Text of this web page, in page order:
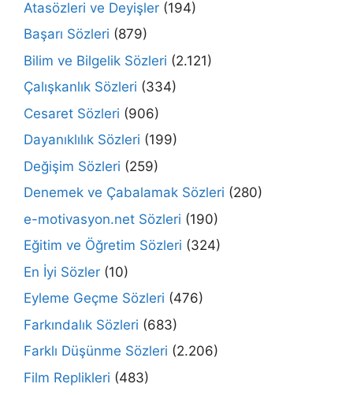
Atasözleri ve Deyişler (194)
Başarı Sözleri (879)
Bilim ve Bilgelik Sözleri (2.121)
Çalışkanlık Sözleri (334)
Cesaret Sözleri (906)
Dayanıklılık Sözleri (199)
Değişim Sözleri (259)
Denemek ve Çabalamak Sözleri (280)
e-motivasyon.net Sözleri (190)
Eğitim ve Öğretim Sözleri (324)
En İyi Sözler (10)
Eyleme Geçme Sözleri (476)
Farkındalık Sözleri (683)
Farklı Düşünme Sözleri (2.206)
Film Replikleri (483)